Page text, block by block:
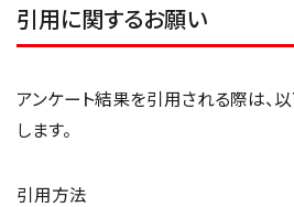
引用に関するお願い
アンケート結果を引用される際は、
します。
引用方法